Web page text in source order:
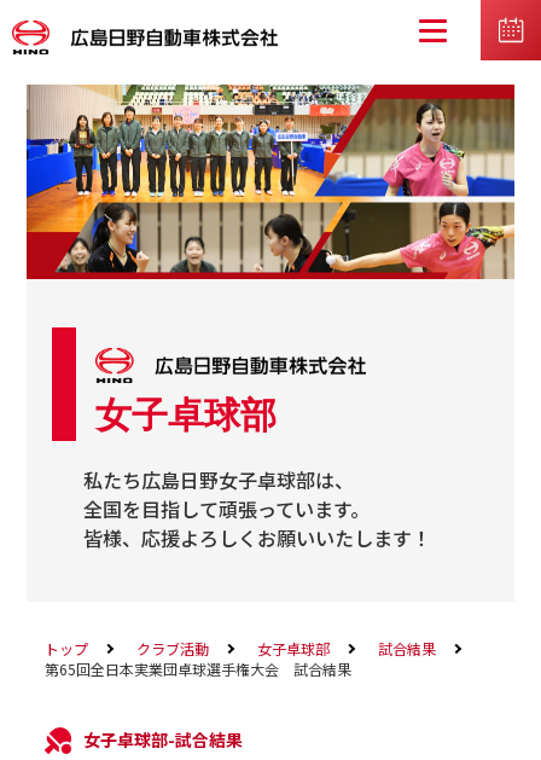
女子卓球部
私たち広島日野女子卓球部は、
全国を目指して頑張っています。
皆様、応援よろしくお願いいたします！
トップ クラブ活動 女子卓球部
試合結果
第65回全日本実業団卓球選手権大会 試合結果
女子卓球部-試合結果